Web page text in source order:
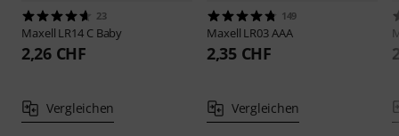
23
Maxell LR14 C Baby
2,26 CHF
Vergleichen
149
Maxell LR03 AAA
2,35 CHF
Vergleichen